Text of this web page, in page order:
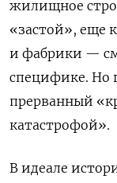
жилищное
«застой», еще
и фабрики —
специфике. Но
прерванный
катастрофой».
В идеале